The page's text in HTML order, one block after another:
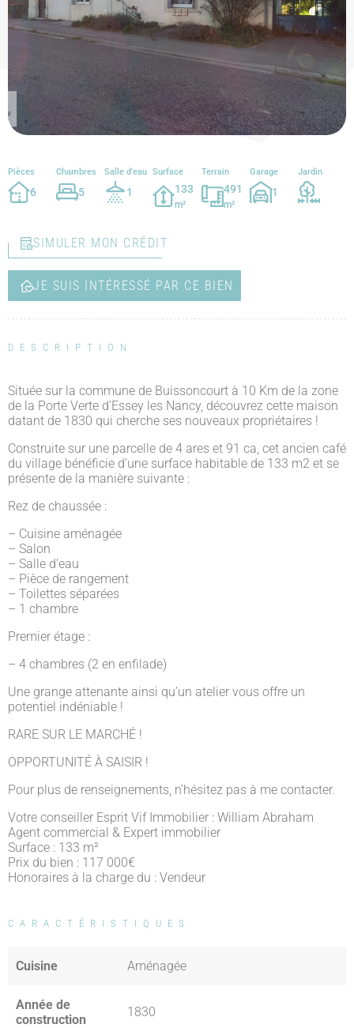
Pièces
6
Chambres
5
Salle d'eau
1
Surface
133
m²
Terrain
491
m²
Garage
1
Jardin
SIMULER MON CRÉDIT
JE SUIS INTÉRESSÉ PAR CE BIEN
DESCRIPTION
Située sur la commune de Buissoncourt à 10 Km de la zone
de la Porte Verte d’Essey les Nancy, découvrez cette maison
datant de 1830 qui cherche ses nouveaux propriétaires !
Construite sur une parcelle de 4 ares et 91 ca, cet ancien café
du village bénéficie d’une surface habitable de 133 m2 et se
présente de la manière suivante :
Rez de chaussée :
– Cuisine aménagée
– Salon
– Salle d’eau
– Pièce de rangement
– Toilettes séparées
– 1 chambre
Premier étage :
– 4 chambres (2 en enfilade)
Une grange attenante ainsi qu’un atelier vous offre un
potentiel indéniable !
RARE SUR LE MARCHÉ !
OPPORTUNITÉ À SAISIR !
Pour plus de renseignements, n’hésitez pas à me contacter.
Votre conseiller Esprit Vif Immobilier : William Abraham
Agent commercial & Expert immobilier
Surface : 133 m²
Prix du bien : 117 000€
Honoraires à la charge du : Vendeur
CARACTÉRISTIQUES
Cuisine Aménagée
Année de
construction
1830